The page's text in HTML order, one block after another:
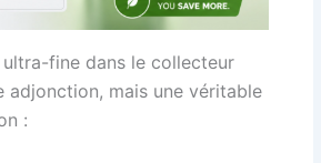
ultra-fine dans le collecteur
adjonction, mais une véritable
: